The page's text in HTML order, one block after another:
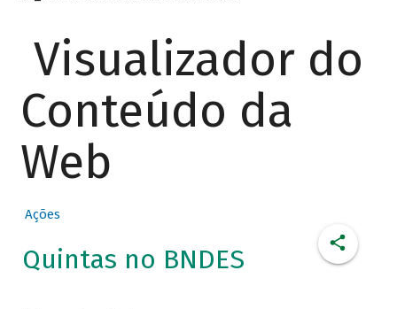
Visualizador do
Conteúdo da
Web
Ações
Quintas no BNDES